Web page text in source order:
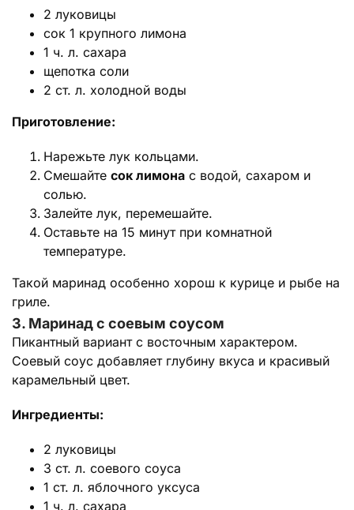
2 луковицы
сок 1 крупного лимона
1 ч. л. сахара
щепотка соли
2 ст. л. холодной воды
Приготовление:
Нарежьте лук кольцами.
Смешайте сок лимона с водой, сахаром и
солью.
Залейте лук, перемешайте.
Оставьте на 15 минут при комнатной
температуре.
Такой маринад особенно хорош к курице и рыбе на
гриле.
3. Маринад с соевым соусом
Пикантный вариант с восточным характером.
Соевый соус добавляет глубину вкуса и красивый
карамельный цвет.
Ингредиенты:
2 луковицы
3 ст. л. соевого соуса
1 ст. л. яблочного уксуса
1 ч. л. сахара